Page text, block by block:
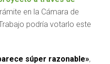
en la Cámara de
podría votarlo este
súper razonable»,